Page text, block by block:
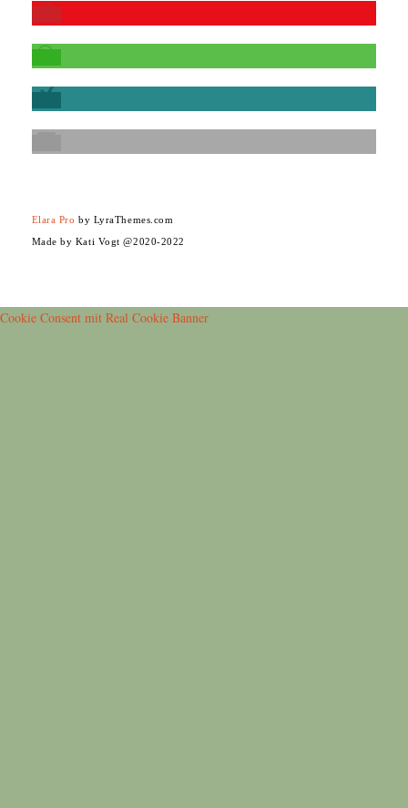
Elara Pro by LyraThemes.com
Made by Kati Vogt @2020-2022
Cookie Consent mit Real Cookie Banner